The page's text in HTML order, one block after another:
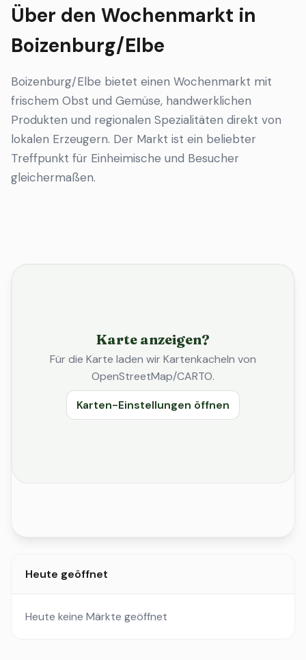
Über den Wochenmarkt in
Boizenburg/Elbe
Boizenburg/Elbe bietet einen Wochenmarkt mit
frischem Obst und Gemüse, handwerklichen
Produkten und regionalen Spezialitäten direkt von
lokalen Erzeugern. Der Markt ist ein beliebter
Treffpunkt für Einheimische und Besucher
gleichermaßen.
Karte anzeigen?
Für die Karte laden wir Kartenkacheln von
OpenStreetMap/CARTO.
Karten-Einstellungen öffnen
Heute geöffnet
Heute keine Märkte geöffnet